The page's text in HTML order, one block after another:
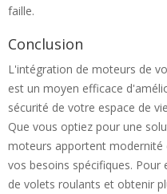
faille.
Conclusion
L'intégration de moteurs de
est un moyen efficace
sécurité de votre espace de
Que vous optiez pour une
moteurs apportent
vos besoins spécifiques.
de volets roulants et obtenir